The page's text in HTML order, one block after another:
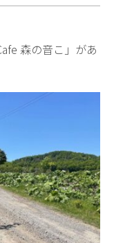
森の音こ」があ